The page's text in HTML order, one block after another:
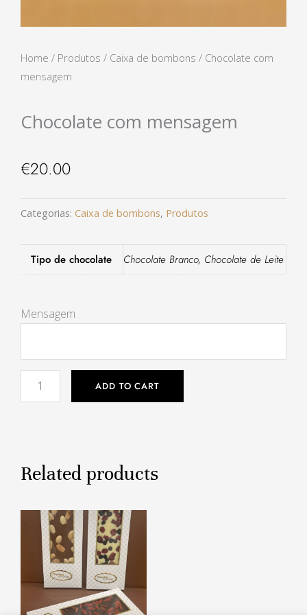
Home / Produtos / Caixa de bombons / Chocolate com
mensagem
Chocolate com mensagem
€20.00
Categorias: Caixa de bombons, Produtos
Tipo de chocolate Chocolate Branco, Chocolate de Leite
Mensagem
Chocolate
quantity
ADD TO CART
Related products